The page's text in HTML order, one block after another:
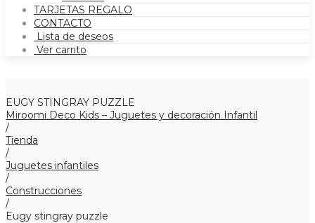
TARJETAS REGALO
CONTACTO
Lista de deseos
Ver carrito
EUGY STINGRAY PUZZLE
Miroomi Deco Kids – Juguetes y decoración Infantil
/
Tienda
/
Juguetes infantiles
/
Construcciones
/
Eugy stingray puzzle